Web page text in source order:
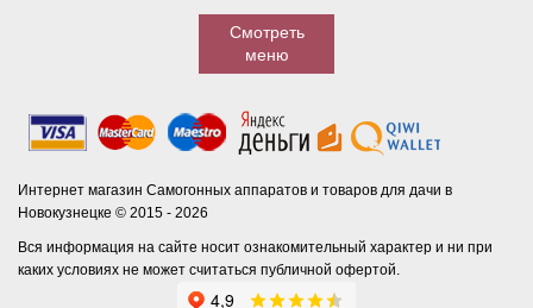
Смотреть
меню
Интернет магазин Самогонных аппаратов и товаров для дачи в
Новокузнецке © 2015 - 2026
Вся информация на сайте носит ознакомительный характер и ни при
каких условиях не может считаться публичной офертой.